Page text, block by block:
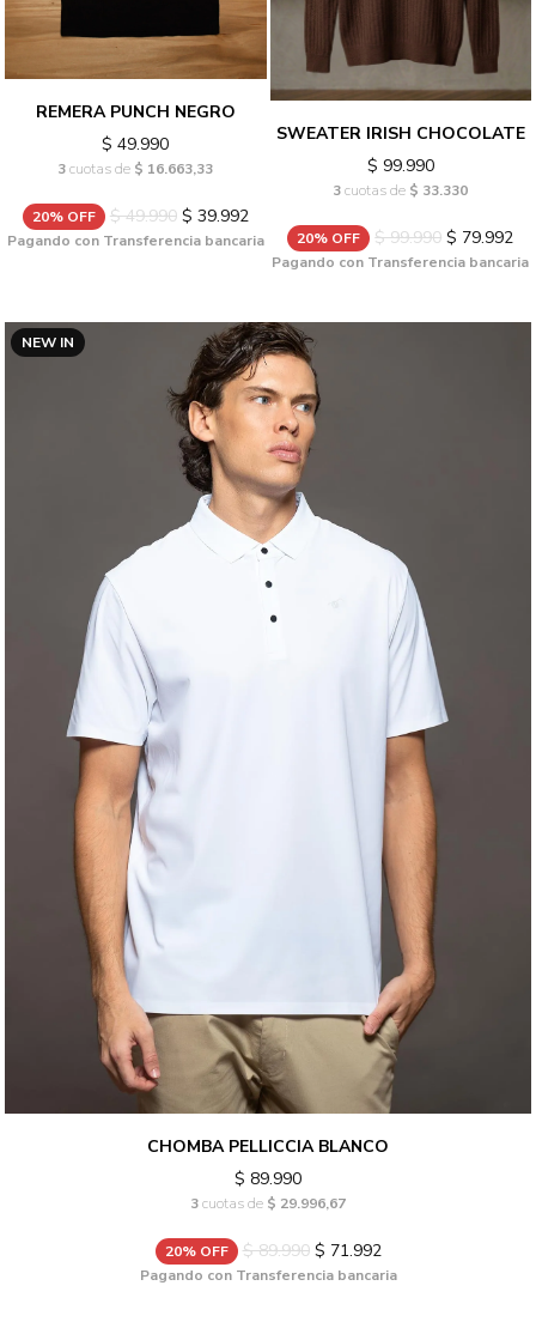
REMERA PUNCH NEGRO
$ 49.990
3cuotas de $ 16.663,33
20% OFF $ 49.990$ 39.992
Pagando con Transferencia bancaria
SWEATER IRISH CHOCOLATE
$ 99.990
3cuotas de $ 33.330
20% OFF $ 99.990 $ 79.992
Pagando con Transferencia bancaria
NEW IN
CHOMBA PELLICCIA BLANCO
$ 89.990
3cuotas de $ 29.996,67
20% OFF $ 89.990$ 71.992
Pagando con Transferencia bancaria